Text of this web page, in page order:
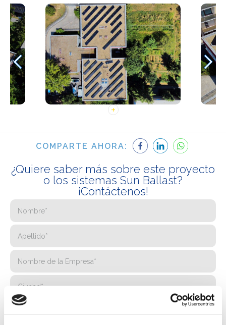
COMPARTE AHORA:
¿Quiere saber más sobre este proyecto
o los sistemas Sun Ballast?
¡Contáctenos!